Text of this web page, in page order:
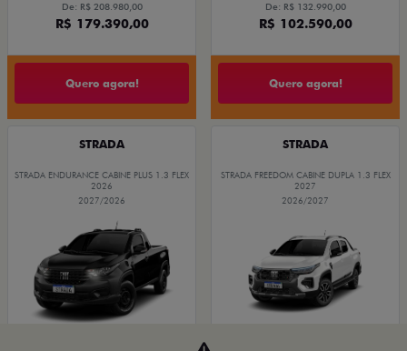
De: R$ 208.980,00
R$ 179.390,00
Quero agora!
De: R$ 132.990,00
R$ 102.590,00
Quero agora!
STRADA
STRADA ENDURANCE CABINE PLUS 1.3 FLEX
2026
2027/2026
STRADA
STRADA FREEDOM CABINE DUPLA 1.3 FLEX
2027
2026/2027